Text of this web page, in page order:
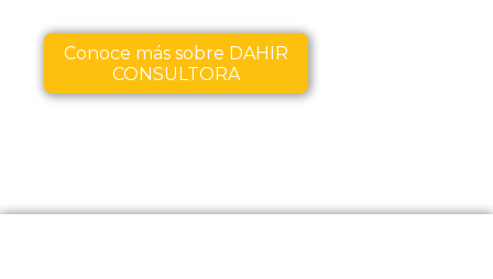
Conoce más sobre DAHIR
CONSULTORA